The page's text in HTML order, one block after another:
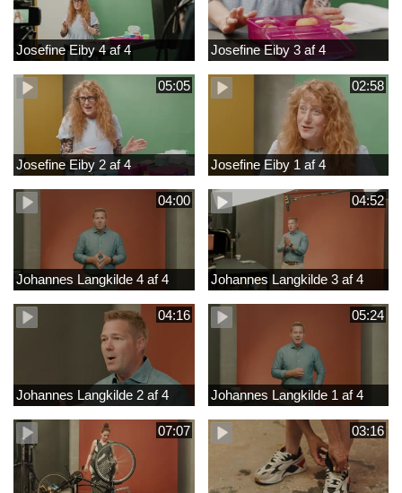
Josefine Eiby 4 af 4 Josefine Eiby 3 af 4
05:05
Josefine Eiby 2 af 4
02:58
Josefine Eiby 1 af 4
04:00
Johannes Langkilde 4 af 4
04:52
Johannes Langkilde 3 af 4
04:16
Johannes Langkilde 2 af 4
05:24
Johannes Langkilde 1 af 4
07:07 03:16